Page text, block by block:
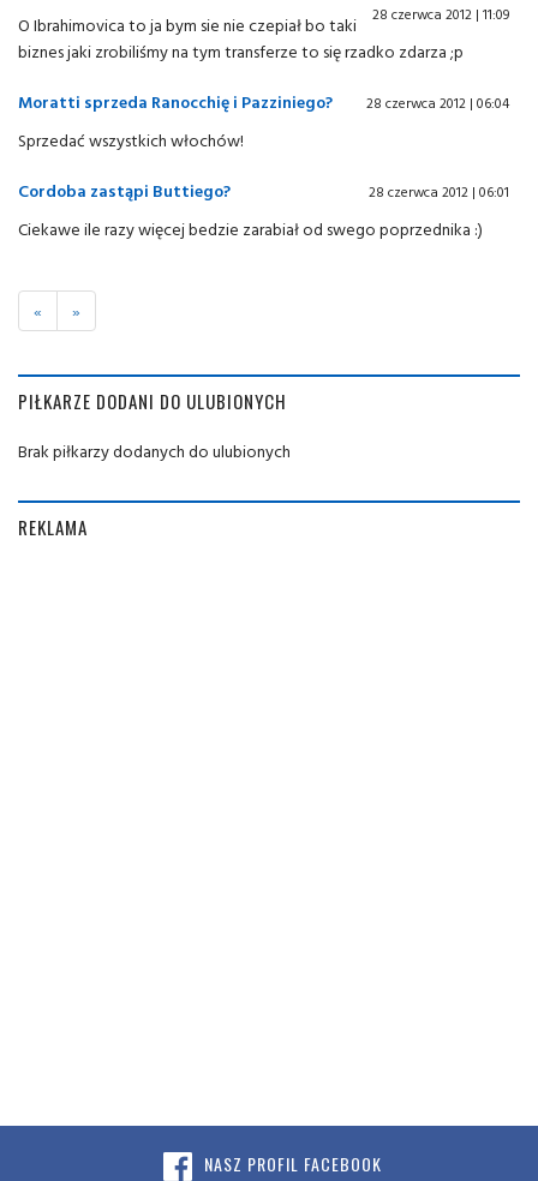
28 czerwca 2012 | 11:09
O Ibrahimovica to ja bym sie nie czepiał bo taki
biznes jaki zrobiliśmy na tym transferze to się rzadko zdarza ;p
Moratti sprzeda Ranocchię i Pazziniego?
28 czerwca 2012 | 06:04
Sprzedać wszystkich włochów!
Cordoba zastąpi Buttiego?
28 czerwca 2012 | 06:01
Ciekawe ile razy więcej bedzie zarabiał od swego poprzednika :)
« »
PIŁKARZE DODANI DO ULUBIONYCH
Brak piłkarzy dodanych do ulubionych
REKLAMA
NASZ PROFIL FACEBOOK